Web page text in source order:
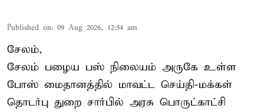
Published on: 09 Aug 2026, 12:54 am
சேலம்,
சேலம் பழைய பஸ் நிலையம் அருகே உள்ள
போஸ் மைதானத்தில் மாவட்ட செய்தி-மக்கள்
தொடர்பு துறை சார்பில் அரசு பொருட்காட்சி